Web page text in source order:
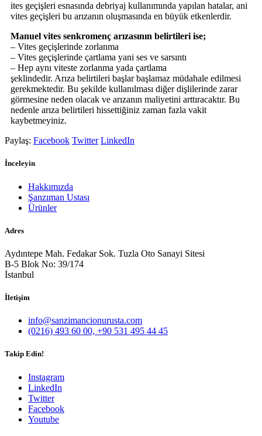
ites geçişleri esnasında debriyaj kullanımında yapılan hatalar, ani
vites geçişleri bu arızanın oluşmasında en büyük etkenlerdir.
Manuel vites senkromenç arızasının belirtileri ise;
– Vites geçişlerinde zorlanma
– Vites geçişlerinde çartlama yani ses ve sarsıntı
– Hep aynı viteste zorlanma yada çartlama
şeklindedir. Arıza belirtileri başlar başlamaz müdahale edilmesi
gerekmektedir. Bu şekilde kullanılması diğer dişlilerinde zarar
görmesine neden olacak ve arızanın maliyetini arttıracaktır. Bu
nedenle arıza belirtileri hissettiğiniz zaman fazla vakit
kaybetmeyiniz.
Paylaş: Facebook Twitter LinkedIn
İnceleyin
Hakkımızda
Şanzıman Ustası
Ürünler
Adres
Aydıntepe Mah. Fedakar Sok. Tuzla Oto Sanayi Sitesi
B-5 Blok No: 39/174
İstanbul
İletişim
info@sanzimancionurusta.com
(0216) 493 60 00, +90 531 495 44 45
Takip Edin!
Instagram
LinkedIn
Twitter
Facebook
Youtube